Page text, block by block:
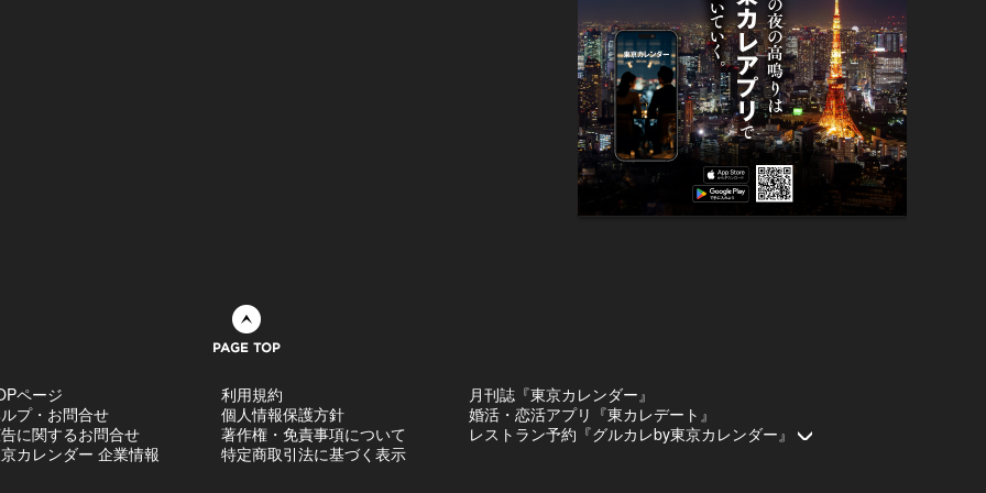
ページ
プ・お問合せ
に関するお問合せ
カレンダー 企業情報
利用規約
個人情報保護方針
著作権・免責事項について
特定商取引法に基づく表示
月刊誌『東京カレンダー』
婚活・恋活アプリ『東カレデート』
レストラン予約『グルカレby東京カレンダー』